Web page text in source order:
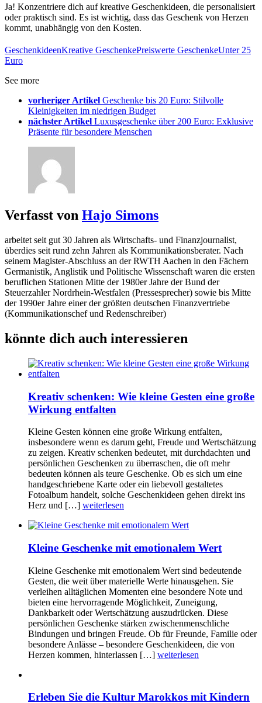
Ja! Konzentriere dich auf kreative Geschenkideen, die personalisiert
oder praktisch sind. Es ist wichtig, dass das Geschenk von Herzen
kommt, unabhängig von den Kosten.
GeschenkideenKreative GeschenkePreiswerte GeschenkeUnter 25
Euro
See more
vorheriger Artikel Geschenke bis 20 Euro: Stilvolle
Kleinigkeiten im niedrigen Budget
nächster Artikel Luxusgeschenke über 200 Euro: Exklusive
Präsente für besondere Menschen
Verfasst von Hajo Simons
arbeitet seit gut 30 Jahren als Wirtschafts- und Finanzjournalist,
überdies seit rund zehn Jahren als Kommunikationsberater. Nach
seinem Magister-Abschluss an der RWTH Aachen in den Fächern
Germanistik, Anglistik und Politische Wissenschaft waren die ersten
beruflichen Stationen Mitte der 1980er Jahre der Bund der
Steuerzahler Nordrhein-Westfalen (Pressesprecher) sowie bis Mitte
der 1990er Jahre einer der größten deutschen Finanzvertriebe
(Kommunikationschef und Redenschreiber)
könnte dich auch interessieren
Kreativ schenken: Wie kleine Gesten eine große
Wirkung entfalten
Kleine Gesten können eine große Wirkung entfalten,
insbesondere wenn es darum geht, Freude und Wertschätzung
zu zeigen. Kreativ schenken bedeutet, mit durchdachten und
persönlichen Geschenken zu überraschen, die oft mehr
bedeuten können als teure Geschenke. Ob es sich um eine
handgeschriebene Karte oder ein liebevoll gestaltetes
Fotoalbum handelt, solche Geschenkideen gehen direkt ins
Herz und […] weiterlesen
Kleine Geschenke mit emotionalem Wert
Kleine Geschenke mit emotionalem Wert sind bedeutende
Gesten, die weit über materielle Werte hinausgehen. Sie
verleihen alltäglichen Momenten eine besondere Note und
bieten eine hervorragende Möglichkeit, Zuneigung,
Dankbarkeit oder Wertschätzung auszudrücken. Diese
persönlichen Geschenke stärken zwischenmenschliche
Bindungen und bringen Freude. Ob für Freunde, Familie oder
besondere Anlässe – besondere Geschenkideen, die von
Herzen kommen, hinterlassen […] weiterlesen
Erleben Sie die Kultur Marokkos mit Kindern